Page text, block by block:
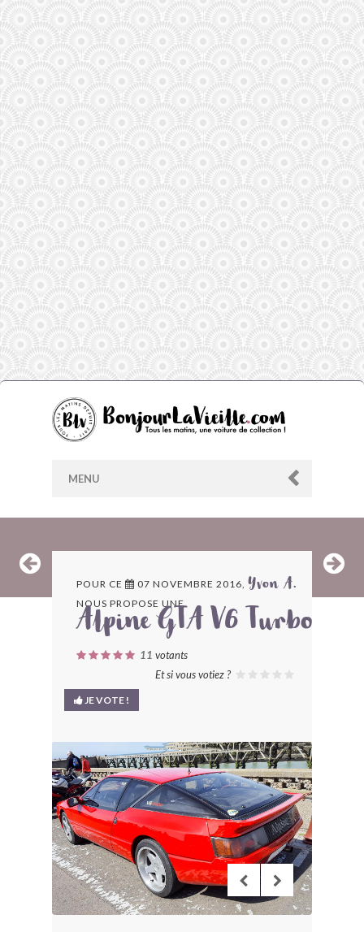
MENU
ARCHIVES
LES CONTRIBUTEURS
LE BLOG
BONJOURLAVIEILLE ?
MODÈLES ET MARQUES
COMMENT FONCTIONNE BLV ?
POUR CE 07 NOVEMBRE 2016, Yvon A.
NOUS PROPOSE UNE
Alpine GTA V6 Turbo
11 votants
Et si vous votiez ?
JE VOTE !